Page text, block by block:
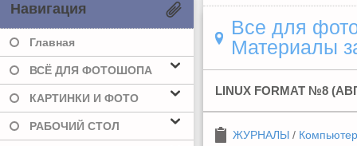
Навигация
Главная
ВСЁ ДЛЯ ФОТОШОПА
КАРТИНКИ И ФОТО
РАБОЧИЙ СТОЛ
Все для
Материалы
LINUX FORMAT №8
ЖУРНАЛЫ /